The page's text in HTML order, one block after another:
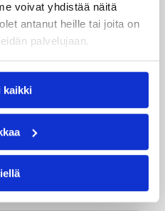
voivat yhdistää näitä
antanut heille tai joita on
palvelujaan.
kaikki
Sten